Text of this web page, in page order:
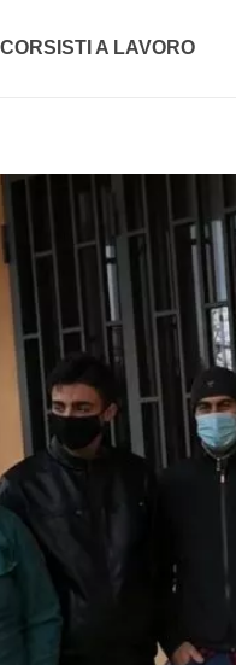
CORSISTI A LAVORO